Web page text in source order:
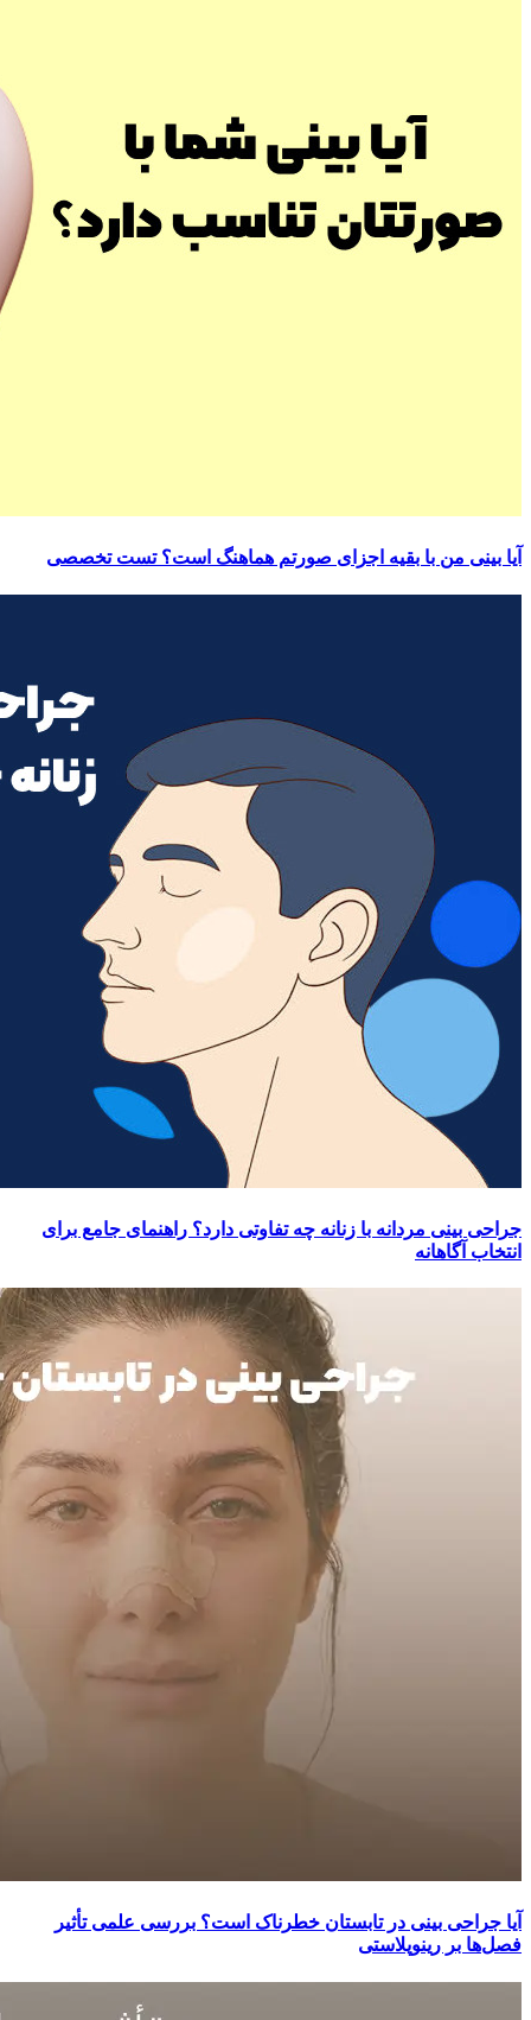
آیا بینی من با بقیه اجزای صورتم هماهنگ است؟ تست تخصصی
جراحی بینی مردانه با زنانه چه تفاوتی دارد؟ راهنمای جامع برای
انتخاب آگاهانه
آیا جراحی بینی در تابستان خطرناک است؟ بررسی علمی تأثیر
فصل‌ها بر رینوپلاستی